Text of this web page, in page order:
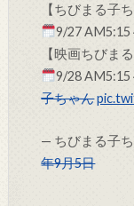
【ちびまる子
9/27 AM5:15
【映画ちびま
9/28 AM5:15
子ちゃん
— ちびまる子
年9月5日